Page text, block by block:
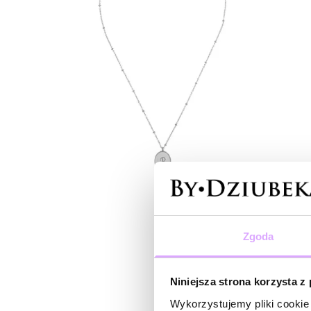
Zgoda
Niniejsza strona korzysta z
Wykorzystujemy pliki